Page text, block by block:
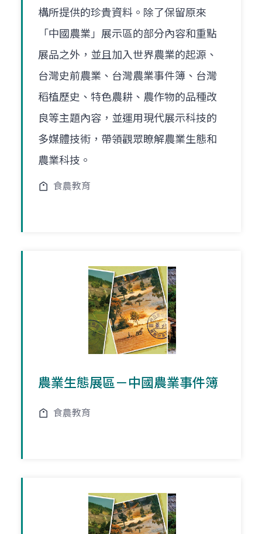
構所提供的珍貴資料。除了保留原來
「中國農業」展示區的部分內容和重點
展品之外，並且加入世界農業的起源、
台灣史前農業、台灣農業事件簿、台灣
稻植歷史、特色農耕、農作物的品種改
良等主題內容，並運用現代展示科技的
多媒體技術，帶領觀眾瞭解農業生態和
農業科技。
食農教育
農業生態展區－中國農業事件簿
食農教育